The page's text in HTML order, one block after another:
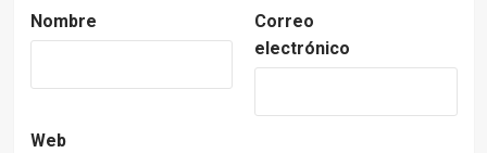
Nombre
Correo
electrónico
Web